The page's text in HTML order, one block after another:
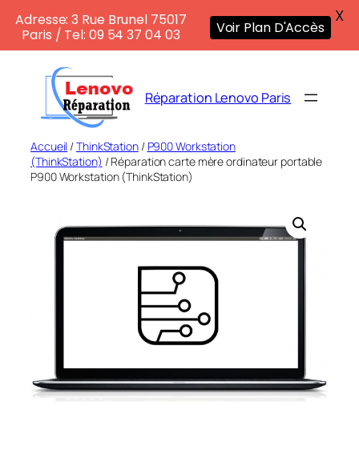
contenu
Réparation Lenovo Paris
Accueil /ThinkStation/ P900 Workstation
(ThinkStation) / Réparation carte mère ordinateur portable
P900 Workstation (ThinkStation)
Adresse: 3 Rue Brunel 75017
Paris / Tel: 09 54 37 04 03
Voir Plan D'Accès
X